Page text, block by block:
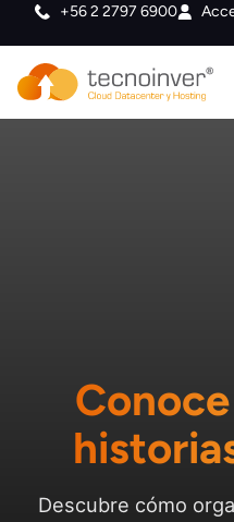
+56 2 2797 6900
Descubre cómo